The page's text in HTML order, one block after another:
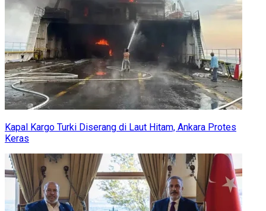
Kapal Kargo Turki Diserang di Laut Hitam, Ankara Protes
Keras